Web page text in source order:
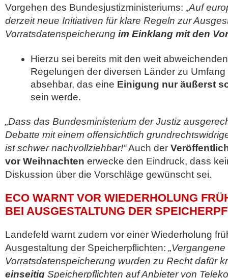
Vorgehen des Bundesjustizministeriums: „Auf
derzeit neue Initiativen für klare Regeln zur
Vorratsdatenspeicherung im Einklang mit den
Hierzu sei bereits mit den weit
Regelungen der diversen Länder zu
absehbar, das eine Einigung nur äußerst
sein werde.
„Dass das Bundesministerium der Justiz
Debatte mit einem offensichtlich
ist schwer nachvollziehbar!“Auch der
vor Weihnachten erwecke den Eindruck, dass
Diskussion über die Vorschläge gewünscht sei.
ECO WARNT VOR WIEDERHOLUNG
BEI AUSGESTALTUNG DER
Landefeld warnt zudem vor einer Wiederholung
Ausgestaltung der Speicherpflichten:
Vorratsdatenspeicherung wurden zu Recht dafür
einseitig Speicherpflichten auf Anbieter von